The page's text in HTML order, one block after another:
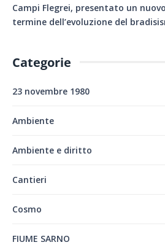
Campi Flegrei, presentato un
termine dell’evoluzione del
Categorie
23 novembre 1980
Ambiente
Ambiente e diritto
Cantieri
Cosmo
FIUME SARNO